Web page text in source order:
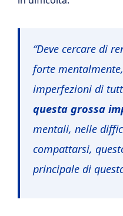
“Deve cercare di
forte
imperfezioni di
questa grossa
mentali, nelle
compattarsi,
principale di